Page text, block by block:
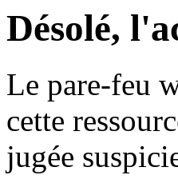
Désolé,
Le pare-feu
cette
jugée